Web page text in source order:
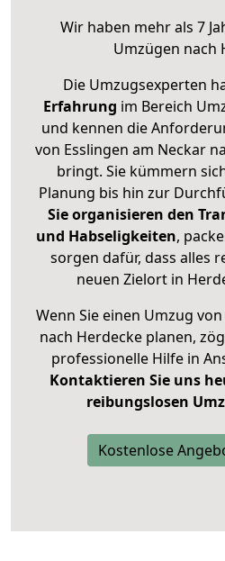
Wir haben mehr als 7
Umzügen nach
Die Umzugsexperten
Erfahrung im Bereich
und kennen die
von Esslingen am Neckar
bringt. Sie kümmern
Planung bis hin zur
Sie organisieren den
und Habseligkeiten,
sorgen dafür, dass alles
neuen Zielort in
Wenn Sie einen Umzug
nach Herdecke planen,
professionelle Hilfe in
Kontaktieren Sie uns
reibungslosen
Kostenlose